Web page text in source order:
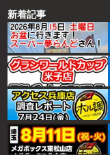
新着記事